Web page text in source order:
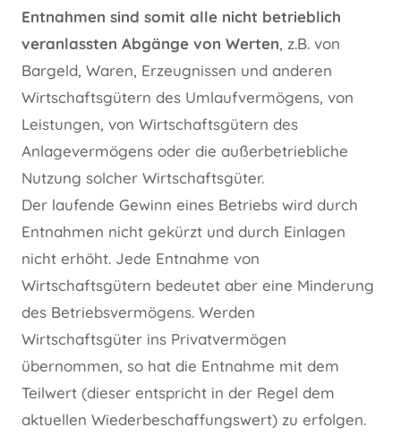
Entnahmen sind somit alle nicht betrieblich
veranlassten Abgänge von Werten, z.B. von
Bargeld, Waren, Erzeugnissen und anderen
Wirtschaftsgütern des Umlaufvermögens, von
Leistungen, von Wirtschaftsgütern des
Anlagevermögens oder die außerbetriebliche
Nutzung solcher Wirtschaftsgüter.
Der laufende Gewinn eines Betriebs wird durch
Entnahmen nicht gekürzt und durch Einlagen
nicht erhöht. Jede Entnahme von
Wirtschaftsgütern bedeutet aber eine Minderung
des Betriebsvermögens. Werden
Wirtschaftsgüter ins Privatvermögen
übernommen, so hat die Entnahme mit dem
Teilwert (dieser entspricht in der Regel dem
aktuellen Wiederbeschaffungswert) zu erfolgen.